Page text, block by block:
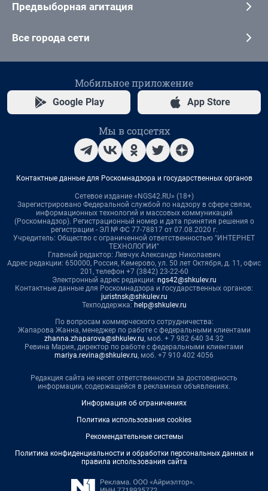
Предвыборная агитация
Все города сети
Мобильное приложение
Google Play App Store
Мы в соцсетях
Контактные данные для Роскомнадзора и государственных органов
Сетевое издание «NGS42.RU» (18+)
Зарегистрировано Федеральной службой по надзору в сфере связи,
информационных технологий и массовых коммуникаций
(Роскомнадзор). Регистрационный номер и дата принятия решения о
регистрации - ЭЛ № ФС 77-78817 от 07.08.2020 г.
Учредитель: Общество с ограниченной ответственностью "ИНТЕРНЕТ
ТЕХНОЛОГИИ"
Главный редактор: Левчук Александр Николаевич
Адрес редакции: 650000, Россия, Кемерово, ул. 50 лет Октября, д. 11, офис
201, телефон +7 (3842) 23-22-60
Электронный адрес редакции: ngs42@shkulev.ru
Контактные данные для Роскомнадзора и государственных органов:
juristnsk@shkulev.ru
Техподдержка: help@shkulev.ru
По вопросам коммерческого сотрудничества:
Жапарова Жанна, менеджер по работе с федеральными клиентами
zhanna.zhaparova@shkulev.ru, моб. + 7 982 640 34 32
Ревина Мария, директор по работе с федеральными клиентами
mariya.revina@shkulev.ru, моб. +7 910 402 4056
Редакция сайта не несет ответственности за достоверность
информации, содержащейся в рекламных объявлениях.
Информация об ограничениях
Политика использования cookies
Рекомендательные системы
Политика конфиденциальности и обработки персональных данных и
правила использования сайта